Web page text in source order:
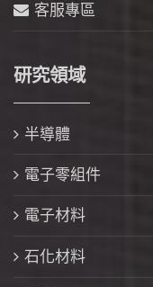
客服專區
研究領域
半導體
電子零組件
電子材料
石化材料